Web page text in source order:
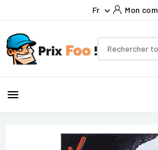
Fr  Mon
